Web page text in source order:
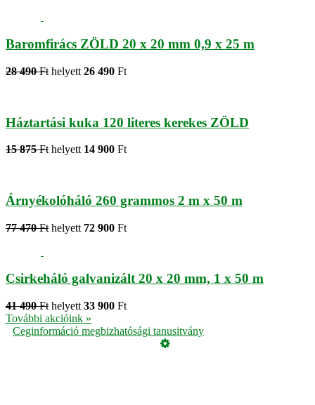
Baromfirács ZÖLD 20 x 20 mm 0,9 x 25 m
28 490 Ft helyett 26 490 Ft
Háztartási kuka 120 literes kerekes ZÖLD
15 875 Ft helyett 14 900 Ft
Árnyékolóháló 260 grammos 2 m x 50 m
77 470 Ft helyett 72 900 Ft
Csirkeháló galvanizált 20 x 20 mm, 1 x 50 m
41 490 Ft helyett 33 900 Ft
További akcióink »
Ceginformáció megbizhatósági tanusitvány